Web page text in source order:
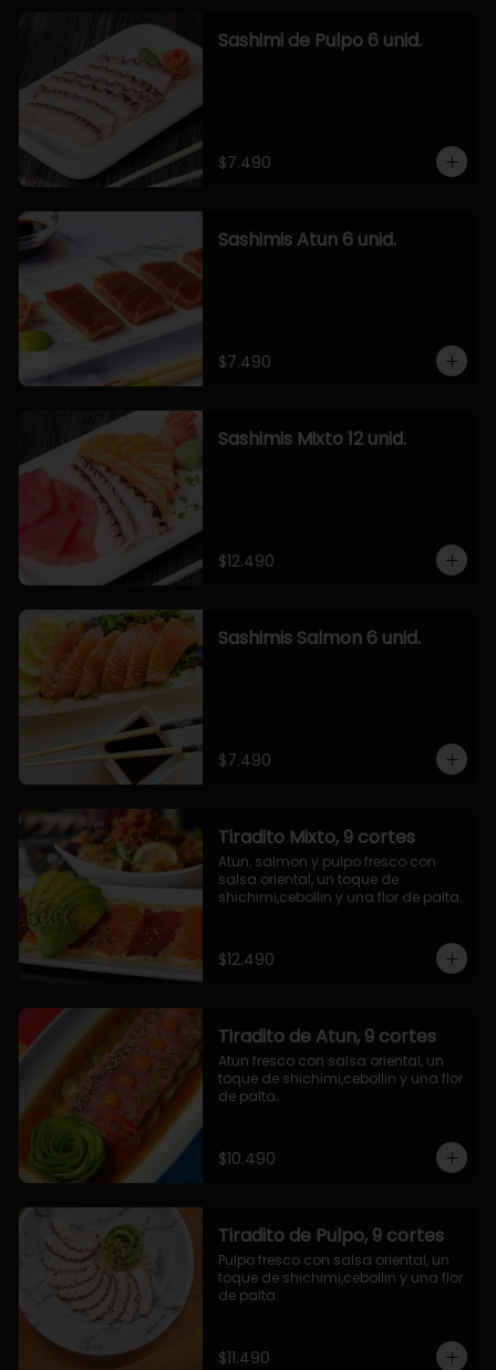
Sashimi de Pulpo 6 unid.
$7.490
Sashimis Atun 6 unid.
$7.490
Sashimis Mixto 12 unid.
$12.490
Sashimis Salmon 6 unid.
$7.490
Tiradito Mixto, 9 cortes
Atun, salmon y pulpo fresco con
salsa oriental, un toque de
shichimi,cebollin y una flor de palta.
$12.490
Tiradito de Atun, 9 cortes
Atun fresco con salsa oriental, un
toque de shichimi,cebollin y una flor
de palta.
$10.490
Tiradito de Pulpo, 9 cortes
Pulpo fresco con salsa oriental, un
toque de shichimi,cebollin y una flor
de palta.
$11.490